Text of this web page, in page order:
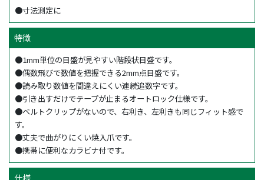
●寸法測定に
特徴
●1mm単位の目盛が見やすい階段状目盛です。
●偶数飛びで数値を把握できる2mm点目盛です。
●読み取り数値を間違えにくい連続追数字です。
●引き出すだけでテープが止まるオートロック仕様です。
●ベルトクリップがないので、右利き、左利きも同じフィット感で
す。
●丈夫で曲がりにくい焼入爪です。
●携帯に便利なカラビナ付です。